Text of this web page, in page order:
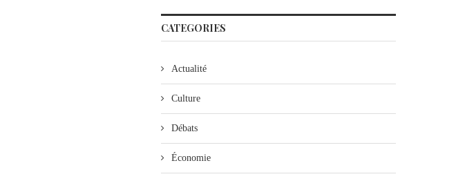
CATEGORIES
Actualité
Culture
Débats
Économie